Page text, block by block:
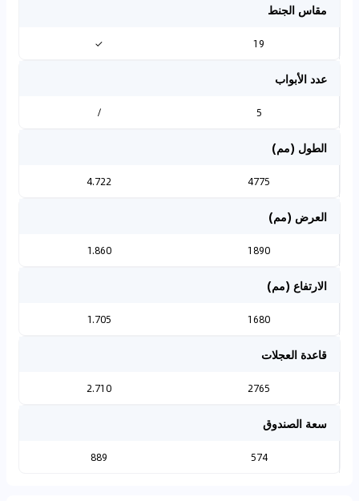
مقاس الجنط
19
✓
عدد الأبواب
5
/
الطول (مم)
4775
4.722
العرض (مم)
1890
1.860
الارتفاع (مم)
1680
1.705
قاعدة العجلات
2765
2.710
سعة الصندوق
574
889